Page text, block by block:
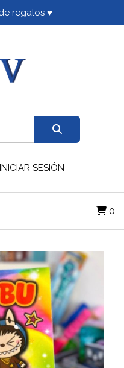
regalos ♥
INICIAR SESIÓN
0